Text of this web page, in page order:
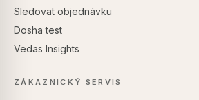
Sledovat objednávku
Dosha test
Vedas Insights
ZÁKAZNICKÝ SERVIS